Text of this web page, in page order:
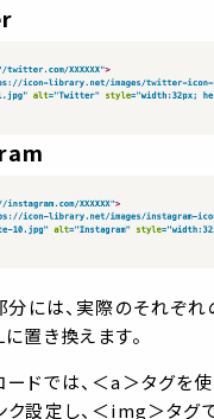
分には、実際のそれぞ
置き換えます。
ドでは、＜a＞タグを使
ク設定し、＜img＞タグ